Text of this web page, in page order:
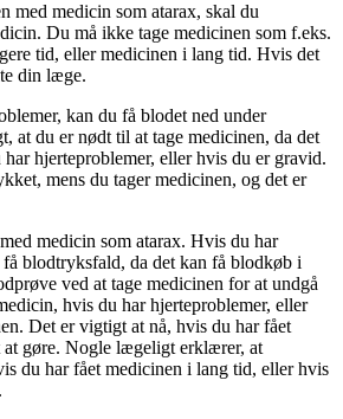
med medicin som atarax, skal du
Du må ikke tage medicinen som f.eks.
tid, eller medicinen i lang tid. Hvis det
din læge.
kan du få blodet ned under
at du er nødt til at tage medicinen, da det
hjerteproblemer, eller hvis du er gravid.
mens du tager medicinen, og det er
medicin som atarax. Hvis du har
blodtryksfald, da det kan få blodkøb i
ved at tage medicinen for at undgå
hvis du har hjerteproblemer, eller
Det er vigtigt at nå, hvis du har fået
gøre. Nogle lægeligt erklærer, at
du har fået medicinen i lang tid, eller hvis